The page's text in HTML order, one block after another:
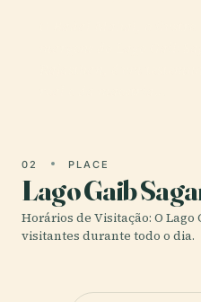
02 PLACE
Lago Gaib
Horários de Visitação: O Lago
visitantes durante todo o dia.